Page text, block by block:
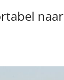
naar